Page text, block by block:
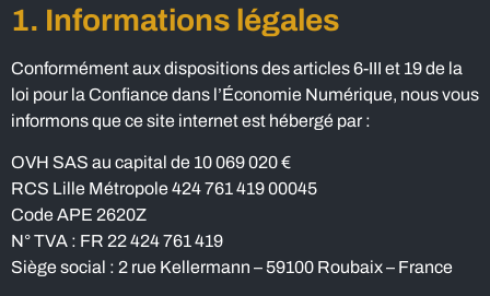
1. Informations légales
Conformément aux dispositions des articles 6-III et 19 de la
loi pour la Confiance dans l’Économie Numérique, nous vous
informons que ce site internet est hébergé par :
OVH SAS au capital de 10 069 020 €
RCS Lille Métropole 424 761 419 00045
Code APE 2620Z
N° TVA : FR 22 424 761 419
Siège social : 2 rue Kellermann – 59100 Roubaix – France